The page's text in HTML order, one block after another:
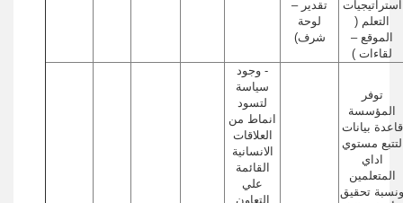
استراتيجيات
التعلم (
الموقع –
لقاءات )
تقدير –
لوحة
شرف)
توفر
المؤسسة
قاعدة بيانات
لتتبع مستوي
اداي
المتعلمين
ونسبة تحقيق
- وجود
سياسة
لتسود
انماط من
العلاقات
الانسانية
القائمة
علي
التعاون